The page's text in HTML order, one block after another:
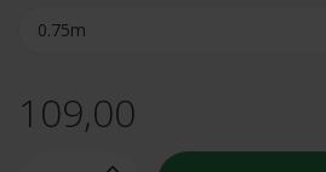
109,00